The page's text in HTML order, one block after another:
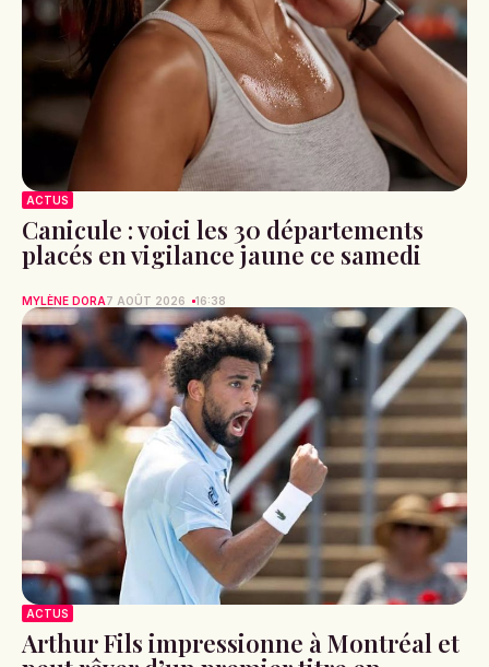
ACTUS
Canicule : voici les 30 départements
placés en vigilance jaune ce samedi
MYLÈNE DORA7 AOÛT 2026 16:38
ACTUS
Arthur Fils impressionne à Montréal et